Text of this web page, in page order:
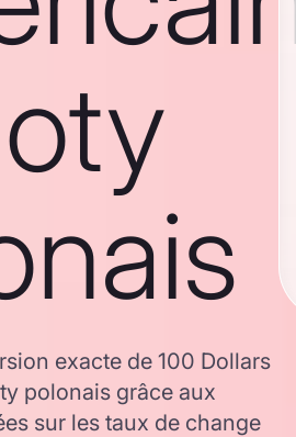
exacte de 100 Dollars
polonais grâce aux
sur les taux de change